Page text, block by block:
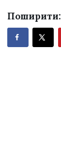
Поширити: